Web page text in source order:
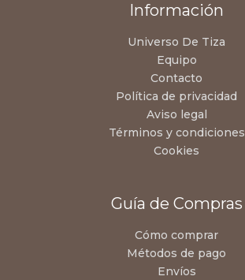
Información
Universo De Tiza
Equipo
Contacto
Política de privacidad
Aviso legal
Términos y condiciones
Cookies
Guía de Compras
Cómo comprar
Métodos de pago
Envíos